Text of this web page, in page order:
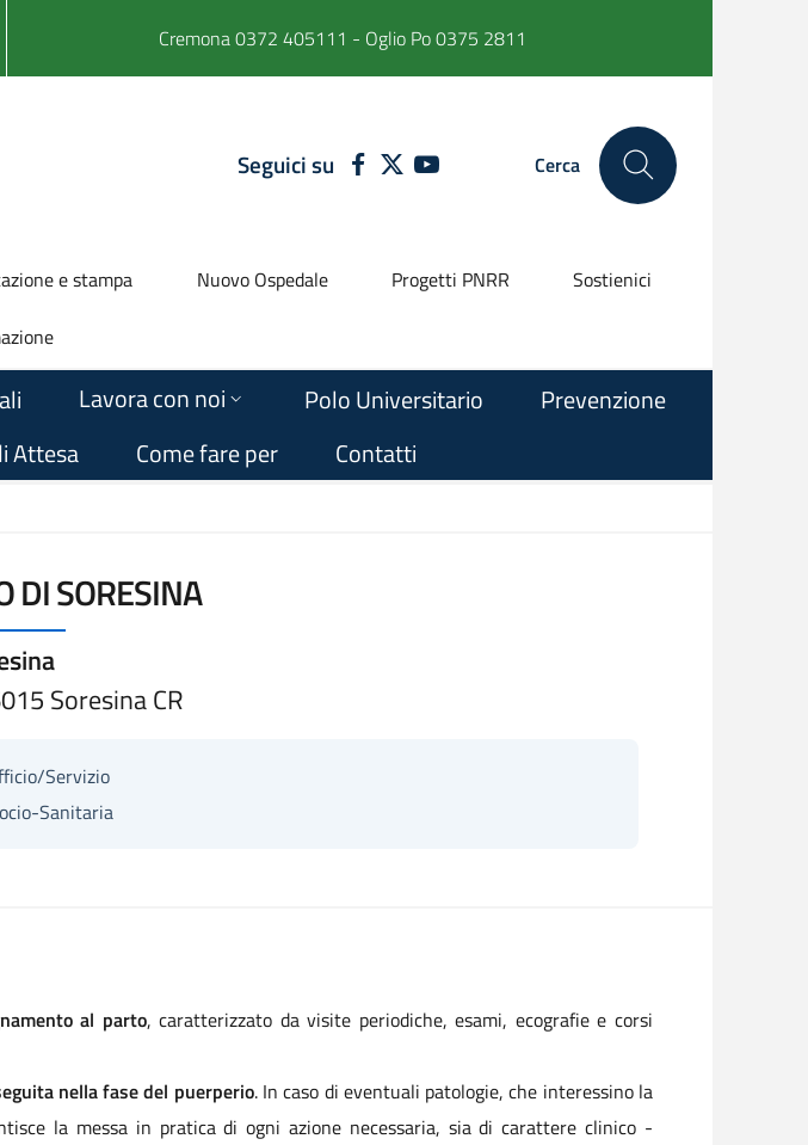
Cremona 0372 405111 - Oglio Po 0375 2811
Seguici suFACEBOOK
TWITTERYOUTUBE Cerca
e stampa Nuovo Ospedale Progetti PNRR
Sostienici
Lavora con noi Polo Universitario
Prevenzione
Attesa Come fare per Contatti
DI SORESINA
Soresina CR
Servizio
Sanitaria
al parto, caratterizzato da visite periodiche, esami, ecografie e corsi
nella fase del puerperio. In caso di eventuali patologie, che interessino la
la messa in pratica di ogni azione necessaria, sia di carattere clinico -